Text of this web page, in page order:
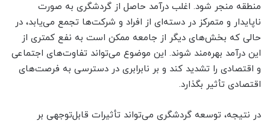
منطقه منجر شود. اغلب درآمد حاصل از گردشگری به صورت
ناپایدار و متمرکز در دسته‌ای از افراد و شرکت‌ها تجمع می‌یابد، در
حالی که بخش‌های دیگر از جامعه ممکن است به نفع کمتری از
این درآمد بهره‌مند شوند. این موضوع می‌تواند تفاوت‌های اجتماعی
و اقتصادی را تشدید کند و بر نابرابری در دسترسی به فرصت‌های
اقتصادی تأثیر بگذارد.
در نتیجه، توسعه گردشگری می‌تواند تأثیرات قابل‌توجهی بر